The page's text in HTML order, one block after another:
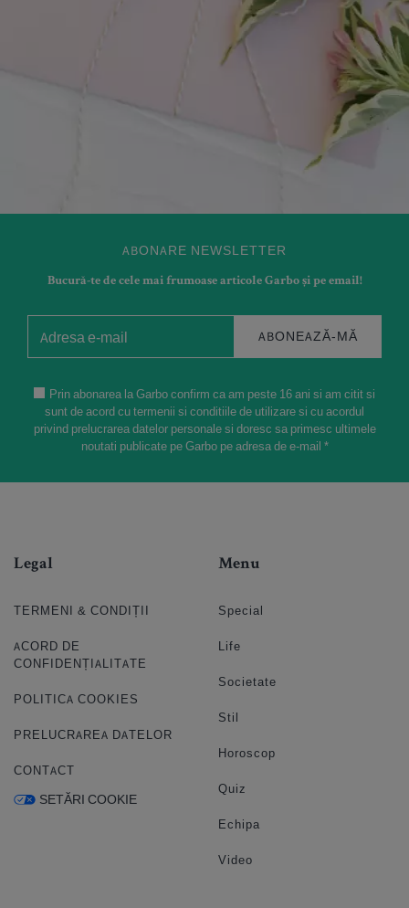
ABONARE NEWSLETTER
Bucură-te de cele mai frumoase articole Garbo și pe email!
ABONEAZĂ-MĂ
Prin abonarea la Garbo confirm ca am peste 16 ani si am citit si
sunt de acord cu termenii si conditiile de utilizare si cu acordul
privind prelucrarea datelor personale si doresc sa primesc ultimele
noutati publicate pe Garbo pe adresa de e-mail *
Legal
TERMENI & CONDIȚII
ACORD DE
CONFIDENȚIALITATE
POLITICA COOKIES
PRELUCRAREA DATELOR
CONTACT
SETĂRI COOKIE
Menu
Special
Life
Societate
Stil
Horoscop
Quiz
Echipa
Video